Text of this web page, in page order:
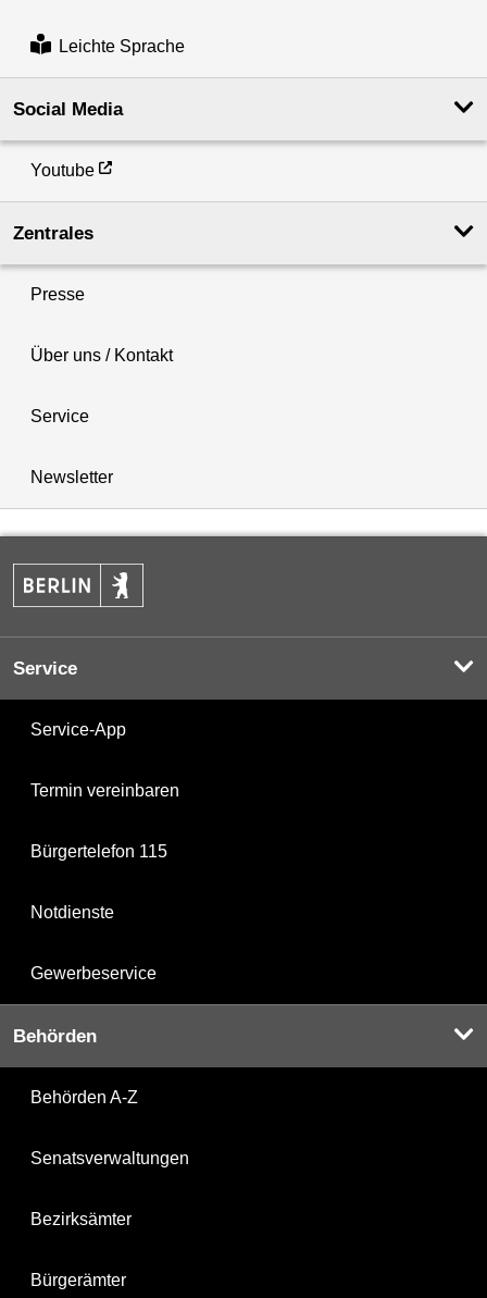
Leichte Sprache
Social Media
Youtube
Zentrales
Presse
Über uns / Kontakt
Service
Newsletter
Service
Service-App
Termin vereinbaren
Bürgertelefon 115
Notdienste
Gewerbeservice
Behörden
Behörden A-Z
Senatsverwaltungen
Bezirksämter
Bürgerämter